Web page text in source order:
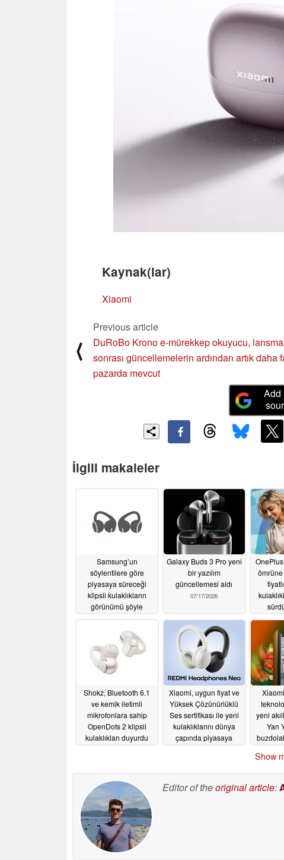
Kaynak(lar)
Xiaomi
⟨
Previous article
DuRoBo Krono e-mürekkep okuyucu,
sonrası güncellemelerin ardından artık daha
pazarda mevcut
Add
İlgili makaleler
Samsung’un
söylentilere göre
piyasaya süreceği
klipsli kulaklıkların
görünümü şöyle
Galaxy Buds 3 Pro yeni
bir yazılım
güncellemesi aldı
07/17/2026
Shokz, Bluetooth 6.1
ve kemik iletimli
mikrofonlara sahip
OpenDots 2 klipsli
kulaklıkları duyurdu
Xiaomi, uygun fiyat ve
Yüksek Çözünürlüklü
Ses sertifikası ile yeni
kulaklıklarını dünya
çapında piyasaya
yeni
Yan
Show
Editor of theoriginal article: